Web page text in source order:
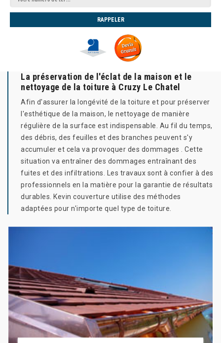
La préservation de l'éclat de la maison et le
nettoyage de la toiture à Cruzy Le Chatel
Afin d'assurer la longévité de la toiture et pour préserver
l'esthétique de la maison, le nettoyage de manière
régulière de la surface est indispensable. Au fil du temps,
des débris, des feuilles et des branches peuvent s'y
accumuler et cela va provoquer des dommages . Cette
situation va entraîner des dommages entraînant des
fuites et des infiltrations. Les travaux sont à confier à des
professionnels en la matière pour la garantie de résultats
durables. Kevin couverture utilise des méthodes
adaptées pour n'importe quel type de toiture.